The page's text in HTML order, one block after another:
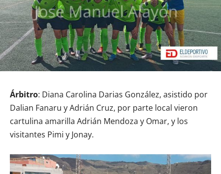
Árbitro: Diana Carolina Darias González, asistido por
Dalian Fanaru y Adrián Cruz, por parte local vieron
cartulina amarilla Adrián Mendoza y Omar, y los
visitantes Pimi y Jonay.